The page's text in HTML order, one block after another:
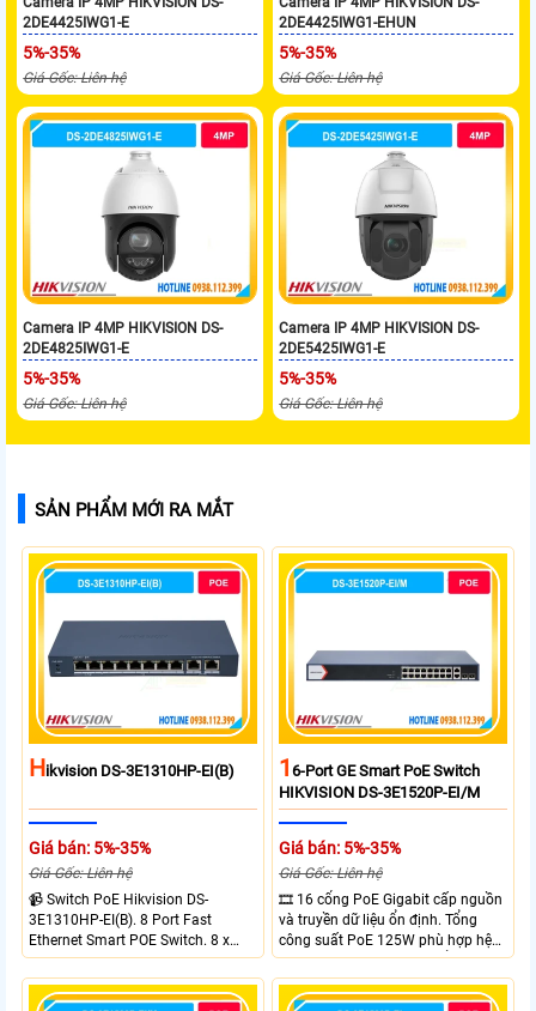
2DE4425IWG1-E
5%-35%
Giá Gốc: Liên hệ
2DE4425IWG1-EHUN
5%-35%
Giá Gốc: Liên hệ
Camera IP 4MP HIKVISION DS-
2DE4825IWG1-E
5%-35%
Giá Gốc: Liên hệ
Camera IP 4MP HIKVISION DS-
2DE5425IWG1-E
5%-35%
Giá Gốc: Liên hệ
SẢN PHẨM MỚI RA MẮT
HIkvision DS-3E1310HP-EI(B)
Giá bán: 5%-35%
Giá Gốc: Liên hệ
📹 Switch PoE Hikvision DS-
3E1310HP-EI(B). 8 Port Fast
Ethernet Smart POE Switch. 8 x
10/100M PoE Ports, 2 x Gigabit
Uplink Ports.
16-Port GE Smart PoE Switch
HIKVISION DS-3E1520P-EI/M
Giá bán: 5%-35%
Giá Gốc: Liên hệ
🎞 16 cổng PoE Gigabit cấp nguồn
và truyền dữ liệu ổn định. Tổng
công suất PoE 125W phù hợp hệ
thống camera IP vừa. 2 cổng RJ45
Gigabit và 2 cổng quang SFP mở
rộng linh hoạt. Hỗ trợ truyền PoE